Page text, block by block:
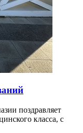
поздравляет
класса, с